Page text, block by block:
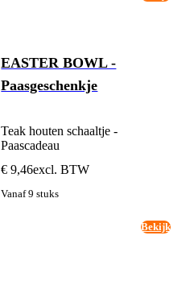
EASTER BOWL -
Paasgeschenkje
Teak houten schaaltje -
Paascadeau
€ 9,46excl. BTW
Vanaf 9 stuks
Bekijk